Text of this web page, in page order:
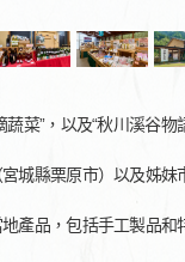
菜”，以及“秋川溪谷物
城縣栗原市）以及姊妹
產品，包括手工製品和